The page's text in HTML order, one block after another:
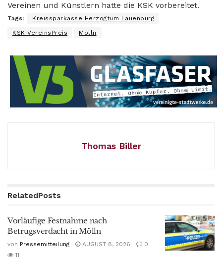
Vereinen und Künstlern hatte die KSK vorbereitet.
Tags: Kreissparkasse Herzogtum Lauenburg
KSK-VereinsPreis Mölln
Thomas Biller
RelatedPosts
Vorläufige Festnahme nach
Betrugsverdacht in Mölln
von Pressemitteilung AUGUST 8, 2026
0
11